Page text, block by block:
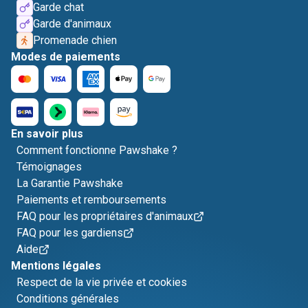
Garde chat
Garde d'animaux
Promenade chien
Modes de paiements
En savoir plus
Comment fonctionne Pawshake ?
Témoignages
La Garantie Pawshake
Paiements et remboursements
FAQ pour les propriétaires d'animaux
FAQ pour les gardiens
Aide
Mentions légales
Respect de la vie privée et cookies
Conditions générales